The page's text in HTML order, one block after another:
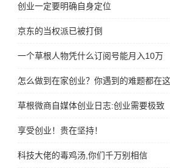
创业一定要明确自身定位
京东的当权派已被打倒
一个草根人物凭什么订阅号能月入10万
怎么做到在家创业？你遇到的难题都在
草根微商自媒体创业日志:创业需要极致
享受创业！贵在坚持！
科技大佬的毒鸡汤,你们千万别相信